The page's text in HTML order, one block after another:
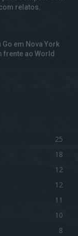
relatos.
em Nova York
frente ao World
25
18
12
12
11
10
8